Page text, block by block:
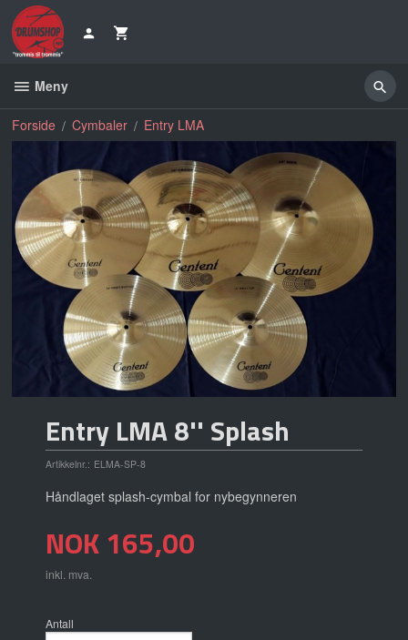
innholdet
Meny
Forside Cymbaler Entry LMA
Entry LMA 8'' Splash
Artikkelnr.: ELMA-SP-8
Håndlaget splash-cymbal for nybegynneren
Pris
NOK165,00
inkl. mva.
Antall